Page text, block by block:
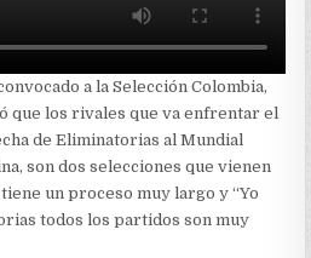
a la Selección Colombia,
que los rivales que va enfrentar el
de Eliminatorias al Mundial
son dos selecciones que vienen
un proceso muy largo y “Yo
todos los partidos son muy